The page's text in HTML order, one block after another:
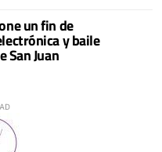
un fin de
y baile
San Juan